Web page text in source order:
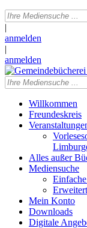
|
anmelden
|
anmelden
Willkommen
Freundeskreis
Alles außer
Mediensuche
Mein Konto
Downloads
Digitale